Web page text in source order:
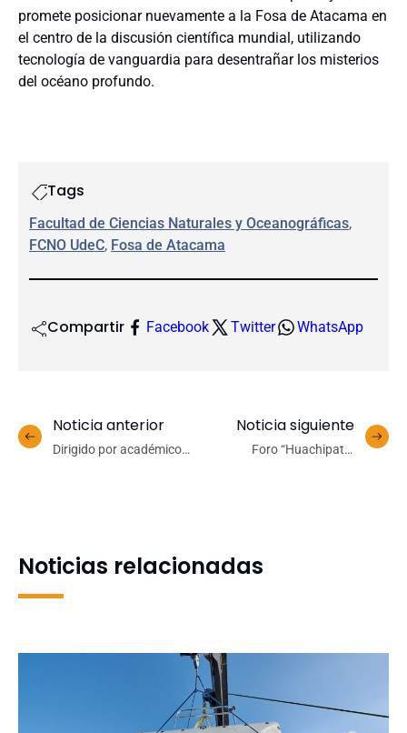
promete posicionar nuevamente a la Fosa de Atacama en
el centro de la discusión científica mundial, utilizando
tecnología de vanguardia para desentrañar los misterios
del océano profundo.
Tags
Facultad de Ciencias Naturales y Oceanográficas
FCNO UdeC, Fosa de Atacama
Compartir Facebook Twitter WhatsApp
Noticia anterior
Dirigido por académico
Noticia siguiente
Foro “Huachipato:
Noticias relacionadas